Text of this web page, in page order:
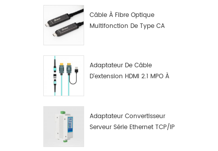
Câble À Fibre Optique
Multifonction De Type CA
Adaptateur De Câble
D'extension HDMI 2.1 MPO À
Adaptateur Convertisseur
Serveur Série Ethernet TCP/IP